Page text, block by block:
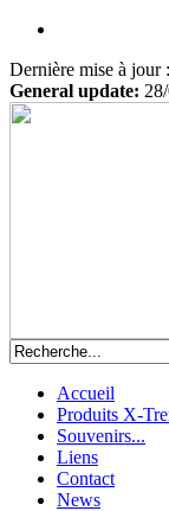
Dernière mise à jour :
General update:
Accueil
Produits X-
Souvenirs...
Liens
Contact
News